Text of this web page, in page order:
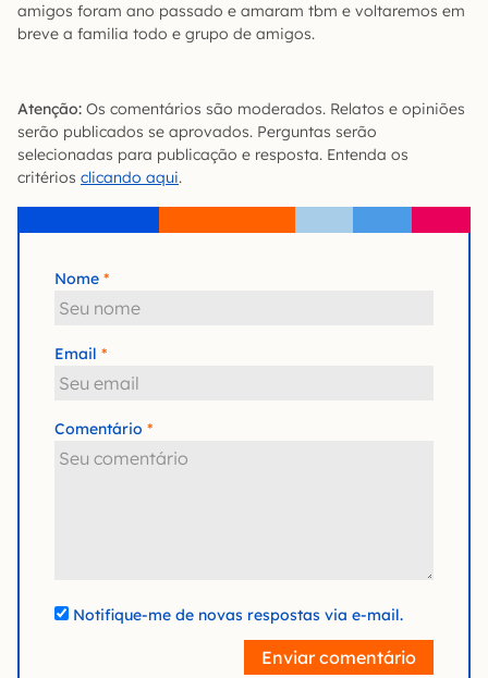
amigos foram ano passado e amaram tbm e voltaremos em
breve a familia todo e grupo de amigos.
Atenção: Os comentários são moderados. Relatos e opiniões
serão publicados se aprovados. Perguntas serão
selecionadas para publicação e resposta. Entenda os
critérios clicando aqui.
Nome
Email
Comentário
Notifique-me de novas respostas via e-mail.
Enviar comentário